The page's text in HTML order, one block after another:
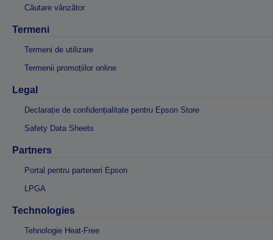
Căutare vânzător
Termeni
Termeni de utilizare
Termenii promoțiilor online
Legal
Declarație de confidențialitate pentru Epson Store
Safety Data Sheets
Partners
Portal pentru parteneri Epson
LPGA
Technologies
Tehnologie Heat-Free